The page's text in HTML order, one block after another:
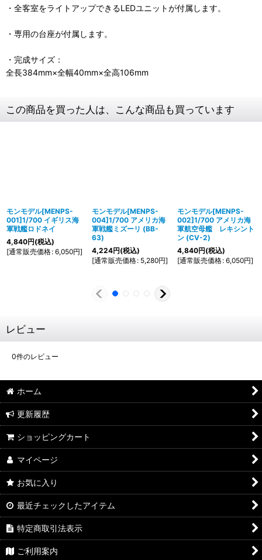
・全客室をライトアップできるLEDユニットが付属します。
・専用の台座が付属します。
・完成サイズ：
全長384mm×全幅40mm×全高106mm
この商品を買った人は、こんな商品も買っています
モンモデル[MENPS-
001]1/700 イギリス海
軍戦艦ロドネイ
4,840円(税込)
[通常販売価格: 6,050円]
モンモデル[MENPS-
004]1/700 アメリカ海
軍戦艦ミズーリ (BB-
63)
4,224円(税込)
[通常販売価格: 5,280円]
モンモデル[MENPS-
002]1/700 アメリカ海
軍航空母艦 レキシント
ン (CV-2)
4,840円(税込)
[通常販売価格: 6,050円]
レビュー
0件のレビュー
ホーム
更新履歴
ショッピングカート
マイページ
お気に入り
最近チェックしたアイテム
特定商取引法表示
ご利用案内